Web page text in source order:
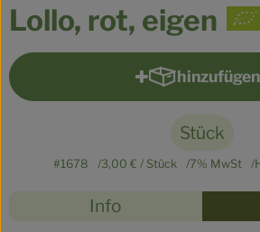
So geht’s
Blog
Lollo, rot, eigen
hinzufügen
Produkt
Stück
#1678 3,00 € / Stück 7% MwSt
Rezepte
Info